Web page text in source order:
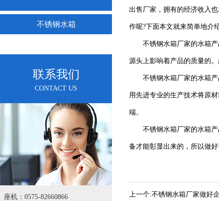
不锈钢水箱
联系我们
CONTACT US
座机：0575-82660866
出售厂家，拥有的经济收入
作呢?下面本文就来简单地介
不锈钢水箱厂家的水箱产
源头上影响着产品的质量的
不锈钢水箱厂家的水箱产
用先进专业的生产技术将原
端。
不锈钢水箱厂家的水箱产
备才能彰显出来的，所以做
上一个:不锈钢水箱厂家做好